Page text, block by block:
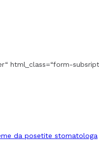
html_class=“form-
da posetite stomatologa